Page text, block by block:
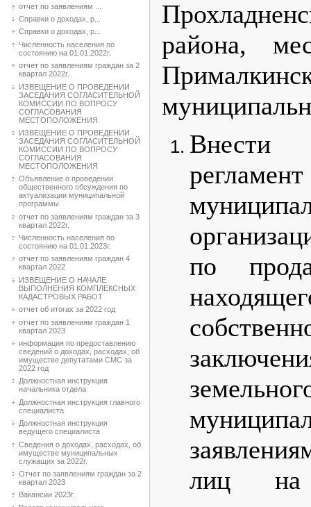
отчет по заявлениям ...
Справки о доходах, р...
Справки о доходах, р...
Численность населения по
состоянию на 01.01.2022г.
отчет по заявлениям граждан за 2
квартал 2022г.
ИЗВЕЩЕНИЕ О ПРОВЕДЕНИИ
ЗАСЕДАНИЯ СОГЛАСИТЕЛЬНОЙ
КОМИССИИ ПО ВОПРОСУ
СОГЛАСОВАНИЯ
МЕСТОПОЛОЖЕНИЯ
ИЗВЕЩЕНИЕ О ПРОВЕДЕНИИ
ЗАСЕДАНИЯ СОГЛАСИТЕЛЬНОЙ
КОМИССИИ ПО ВОПРОСУ
СОГЛАСОВАНИЯ
МЕСТОПОЛОЖЕНИЯ
Объявление о проведении
общественного обсуждения по
актуализации муниципальной
программы
отчет по заявлениям граждан за 3
квартал 2022г.
Численность населения по
состоянию на 01.01.2023г.
отчет по заявлениям граждан 4
квартал 2022
ИЗВЕЩЕНИЕ О НАЧАЛЕ
ВЫПОЛНЕНИЯ КОМПЛЕКСНЫХ
КАДАСТРОВЫХ РАБОТ
отчет об итогах за 2022 год
отчет по заявлениям граждан 1
квартал 2023
информация по предоставлению
сведений о доходах, расходах, об
имуществе депутатами СМС за
2022 год
Должностная инструкция
начальника отдела
Должностная инструкция главного
специалиста
Должностная инструкция
ведущего специалиста
Сведения о доходах, расходах, об
имуществе муниципальных
служащих за 2022г.
Отчет по заявлениям граждан за 2
квартал 2023
Вакансии 2023г.
района,
Внести
по
лиц на